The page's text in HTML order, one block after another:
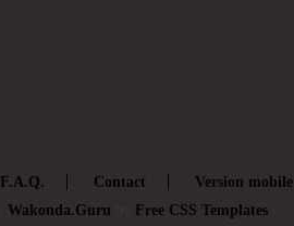
F.A.Q. Contact
Version mobile
Wakonda.Guru Free CSS Templates